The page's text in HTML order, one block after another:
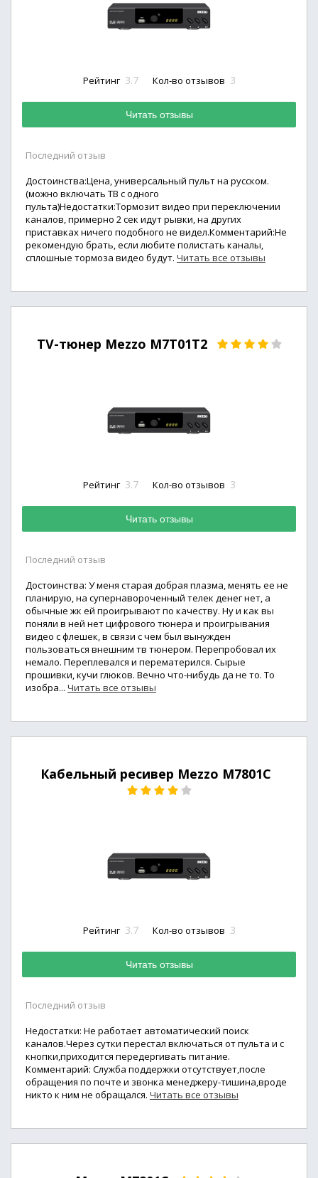
Рейтинг 3.7 Кол-во отзывов 3
Читать отзывы
Последний отзыв
Достоинства:Цена, универсальный пульт на русском.
(можно включать ТВ с одного
пульта)Недостатки:Тормозит видео при переключении
каналов, примерно 2 сек идут рывки, на других
приставках ничего подобного не видел.Комментарий:Не
рекомендую брать, если любите полистать каналы,
сплошные тормоза видео будут. Читать все отзывы
TV-тюнер Mezzo M7T01T2
Рейтинг 3.7 Кол-во отзывов 3
Читать отзывы
Последний отзыв
Достоинства: У меня старая добрая плазма, менять ее не
планирую, на супернавороченный телек денег нет, а
обычные жк ей проигрывают по качеству. Ну и как вы
поняли в ней нет цифрового тюнера и проигрывания
видео с флешек, в связи с чем был вынужден
пользоваться внешним тв тюнером. Перепробовал их
немало. Переплевался и перематерился. Сырые
прошивки, кучи глюков. Вечно что-нибудь да не то. То
изобра... Читать все отзывы
Кабельный ресивер Mezzo M7801C
Рейтинг 3.7 Кол-во отзывов 3
Читать отзывы
Последний отзыв
Недостатки: Не работает автоматический поиск
каналов.Через сутки перестал включаться от пульта и с
кнопки,приходится передергивать питание.
Комментарий: Служба поддержки отсутствует,после
обращения по почте и звонка менеджеру-тишина,вроде
никто к ним не обращался. Читать все отзывы